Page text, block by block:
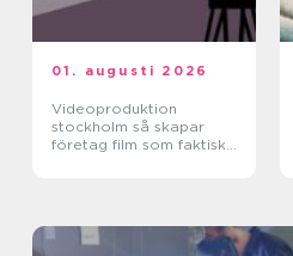
01. augusti 2026
Videoproduktion
stockholm så skapar
företag film som faktiskt